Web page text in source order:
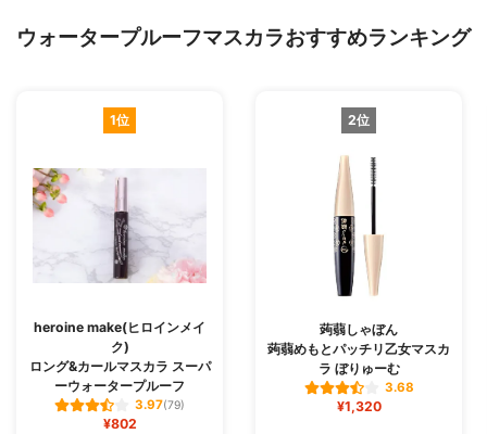
ウォータープルーフマスカラおすすめランキング
1位
heroine make(ヒロインメイ
ク)
ロング&カールマスカラ スーパ
ーウォータープルーフ
3.97(79)
¥802
2位
蒟蒻しゃぼん
蒟蒻めもとパッチリ乙女マスカ
ラ ぼりゅーむ
3.68
¥1,320